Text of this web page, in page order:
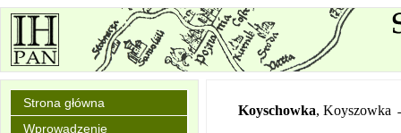
Strona główna
Wprowadzenie
Koyschowka, Koyszowka